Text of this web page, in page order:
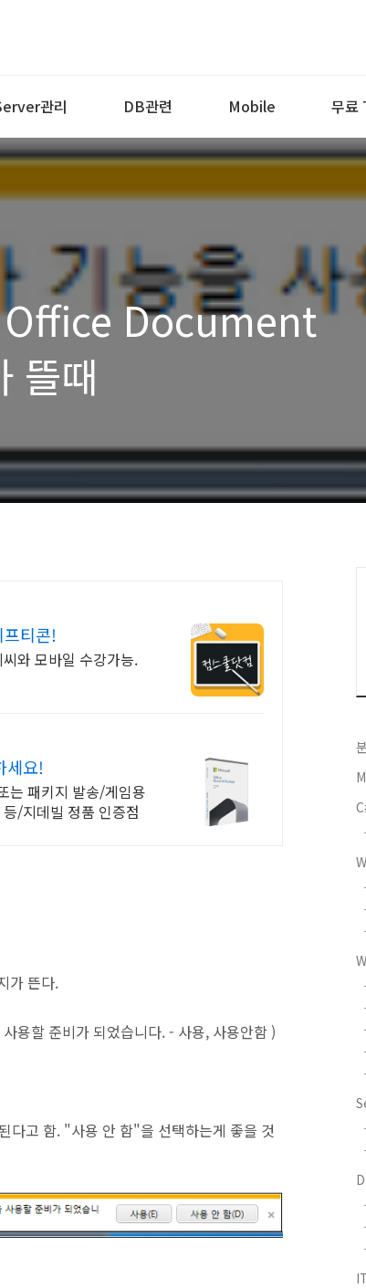
관리 DB관련 Mobile 무료
Document
뜰때
티콘!
와 모바일 수강가능.
세요!
는 패키지 발송/게임용
/지데빌 정품 인증점
가 뜬다.
할 준비가 되었습니다. - 사용, 사용안함 )
다고 함. "사용 안 함"을 선택하는게 좋을 것